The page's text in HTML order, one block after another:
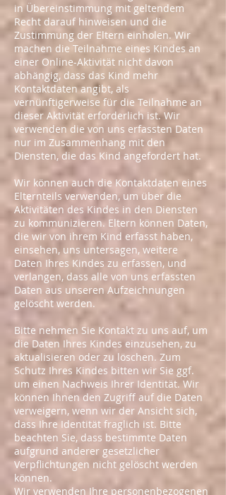
in Übereinstimmung mit geltendem
Recht darauf hinweisen und die
Zustimmung der Eltern einholen. Wir
machen die Teilnahme eines Kindes an
einer Online-Aktivität nicht davon
abhängig, dass das Kind mehr
Kontaktdaten angibt, als
vernünftigerweise für die Teilnahme an
dieser Aktivität erforderlich ist. Wir
verwenden die von uns erfassten Daten
nur im Zusammenhang mit den
Diensten, die das Kind angefordert hat.
Wir können auch die Kontaktdaten eines
Elternteils verwenden, um über die
Aktivitäten des Kindes in den Diensten
zu kommunizieren. Eltern können Daten,
die wir von ihrem Kind erfasst haben,
einsehen, uns untersagen, weitere
Daten Ihres Kindes zu erfassen, und
verlangen, dass alle von uns erfassten
Daten aus unseren Aufzeichnungen
gelöscht werden.
Bitte nehmen Sie Kontakt zu uns auf, um
die Daten Ihres Kindes einzusehen, zu
aktualisieren oder zu löschen. Zum
Schutz Ihres Kindes bitten wir Sie ggf.
um einen Nachweis Ihrer Identität. Wir
können Ihnen den Zugriff auf die Daten
verweigern, wenn wir der Ansicht sich,
dass Ihre Identität fraglich ist. Bitte
beachten Sie, dass bestimmte Daten
aufgrund anderer gesetzlicher
Verpflichtungen nicht gelöscht werden
können.
Wir verwenden Ihre personenbezogenen